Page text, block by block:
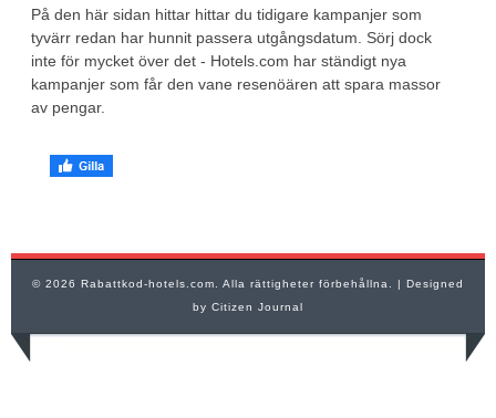
SOMMAR I LALANDIA
NYHETSBREV
KONTAKTA OSS
På den här sidan hittar hittar du tidigare kampanjer som
tyvärr redan har hunnit passera utgångsdatum. Sörj dock
inte för mycket över det - Hotels.com har ständigt nya
kampanjer som får den vane resenöären att spara massor
av pengar.
© 2026 Rabattkod-hotels.com. Alla rättigheter förbehållna. | Designed
by Citizen Journal